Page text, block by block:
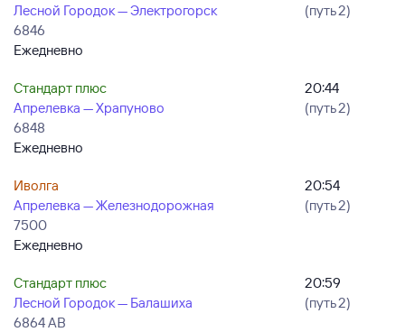
Лесной Городок — Электрогорск
6846
Ежедневно
(путь 2)
Стандарт плюс
Апрелевка — Храпуново
6848
Ежедневно
20:44
(путь 2)
Иволга
Апрелевка — Железнодорожная
7500
Ежедневно
20:54
(путь 2)
Стандарт плюс
Лесной Городок — Балашиха
6864 АВ
20:59
(путь 2)